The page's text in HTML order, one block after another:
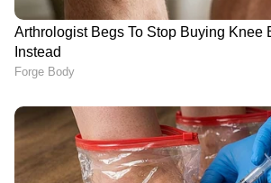
ചികിത്സയ്ക്കുശേഷം കംപ്രഷൻ
- Compression stockings -
സഹായിക്കുന്നു. ചെറിയ വീക്കം,
അല്ലെങ്കിൽ കുത്തിവെച്ച
വേദന ഒക്കെയുണ്ടാകാം;
Ajit Agarkar